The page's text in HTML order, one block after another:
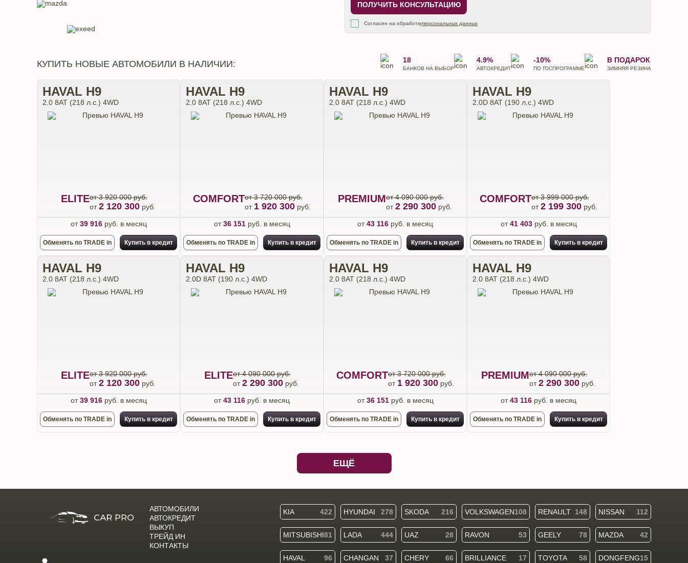
ПОЛУЧИТЬ КОНСУЛЬТАЦИЮ
Согласен на обработкуперсональных данных
КУПИТЬ НОВЫЕ АВТОМОБИЛИ В НАЛИЧИИ: 18
БАНКОВ НА ВЫБОР
4.9%
АВТОКРЕДИТ
-10%
ПО ГОСПРОГРАММЕ
В ПОДАРОК
ЗИМНЯЯ РЕЗИНА
HAVAL H9
2.0 8АТ (218 л.с.) 4WD
ELITEот 3 920 000 руб.
от2 120 300 руб.
от39 916руб. в месяц
Обменять по TRADE in Купить в кредит
HAVAL H9
2.0 8АТ (218 л.с.) 4WD
COMFORTот 3 720 000 руб.
от 1 920 300руб.
от36 151руб. в месяц
Обменять по TRADE in Купить в кредит
HAVAL H9
2.0 8АТ (218 л.с.) 4WD
PREMIUMот 4 090 000 руб.
от2 290 300 руб.
от43 116 руб. в месяц
Обменять по TRADE in Купить в кредит
HAVAL H9
2.0D 8АТ (190 л.с.) 4WD
COMFORTот 3 999 000 руб.
от2 199 300руб.
от41 403руб. в месяц
Обменять по TRADE in Купить в кредит
HAVAL H9
2.0 8АТ (218 л.с.) 4WD
ELITEот 3 920 000 руб.
от2 120 300 руб.
от39 916руб. в месяц
Обменять по TRADE in Купить в кредит
HAVAL H9
2.0D 8АТ (190 л.с.) 4WD
ELITEот 4 090 000 руб.
от2 290 300 руб.
от43 116 руб. в месяц
Обменять по TRADE in Купить в кредит
HAVAL H9
2.0 8АТ (218 л.с.) 4WD
COMFORTот 3 720 000 руб.
от 1 920 300руб.
от36 151руб. в месяц
Обменять по TRADE in Купить в кредит
HAVAL H9
2.0 8АТ (218 л.с.) 4WD
PREMIUMот 4 090 000 руб.
от2 290 300 руб.
от43 116 руб. в месяц
Обменять по TRADE in Купить в кредит
ЕЩЁ
АВТОМОБИЛИ
АВТОКРЕДИТ
ВЫКУП
ТРЕЙД ИН
КОНТАКТЫ
KIA 422 HYUNDAI 278 SKODA 216 VOLKSWAGEN108 RENAULT 148 NISSAN 112
MITSUBISHI81 LADA 444 UAZ 28 RAVON 53 GEELY 78 MAZDA 42
HAVAL 96 CHANGAN 37 CHERY 66 BRILLIANCE 17 TOYOTA 58 DONGFENG15